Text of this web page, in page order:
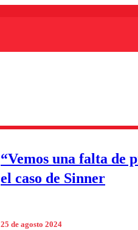
“Vemos una falta de
el caso de Sinner
25 de agosto 2024